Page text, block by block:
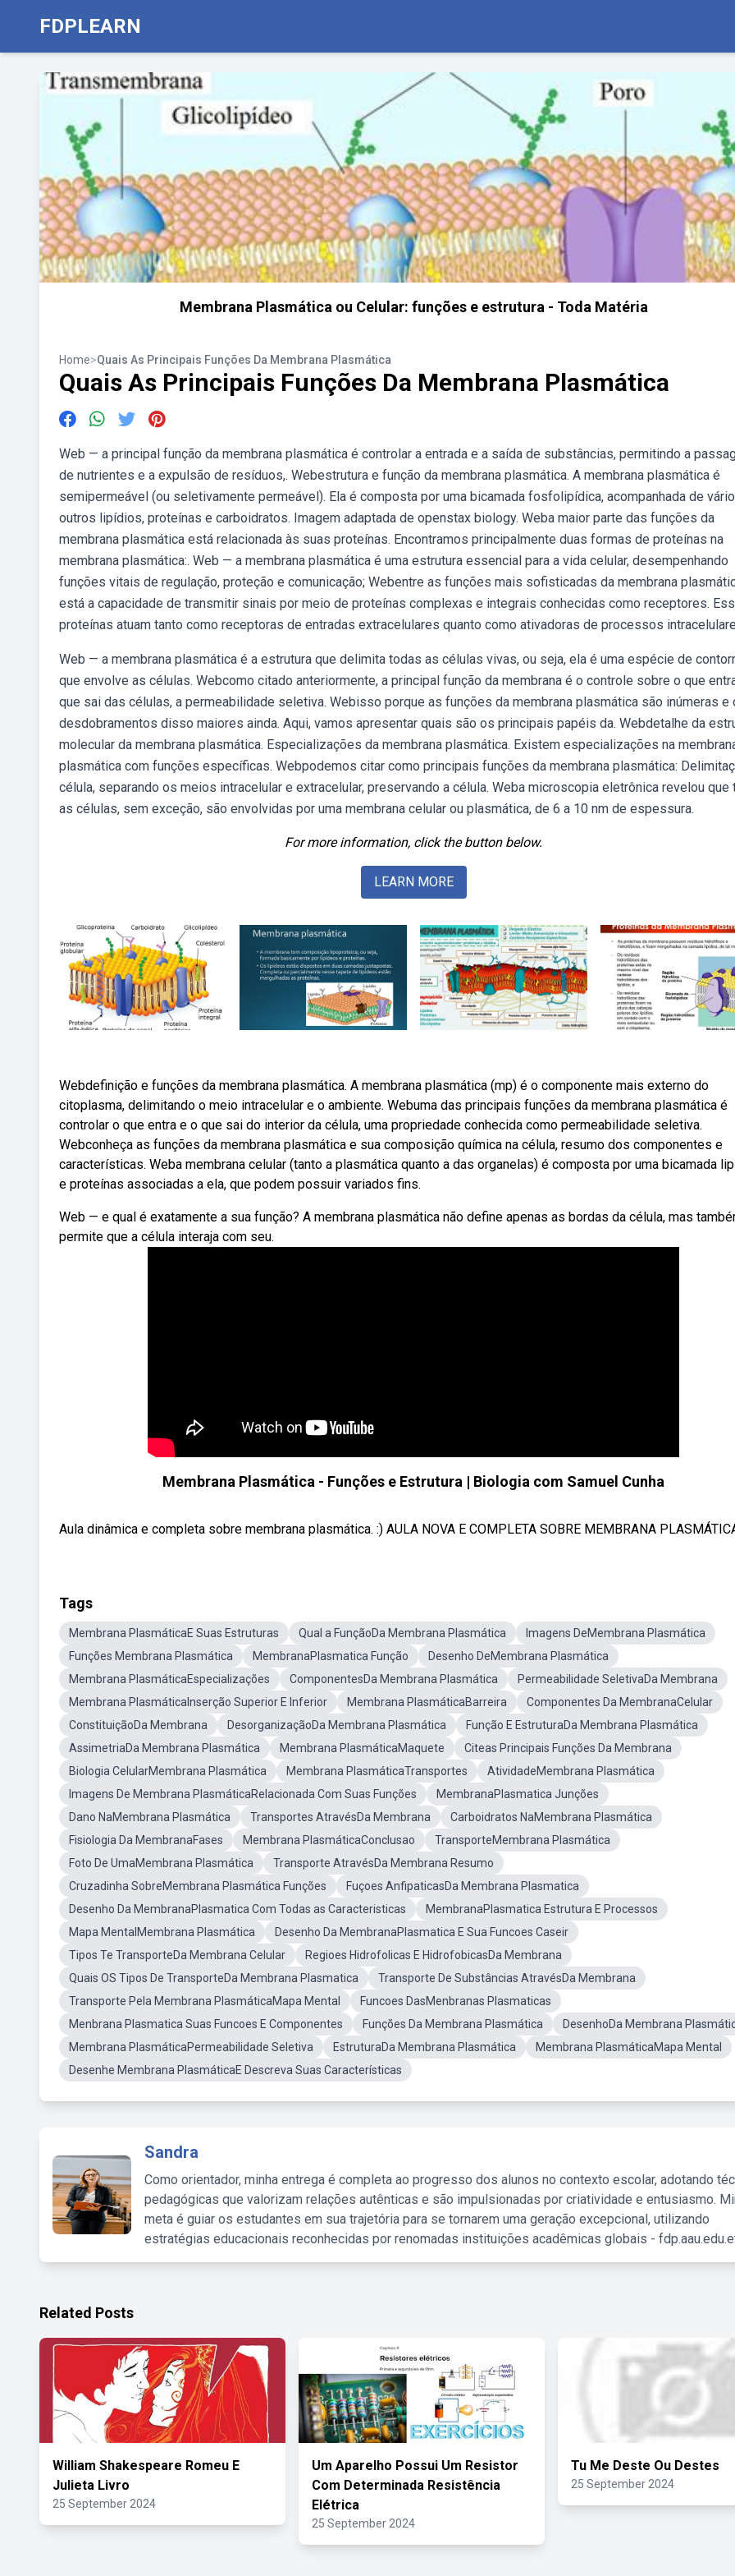
FDPLEARN
Membrana Plasmática ou Celular: funções e estrutura - Toda Matéria
Home>Quais As Principais Funções Da Membrana Plasmática
Quais As Principais Funções Da Membrana Plasmática
Web — a principal função da membrana plasmática é controlar a entrada e a saída de substâncias, permitindo a
de nutrientes e a expulsão de resíduos,. Webestrutura e função da membrana plasmática. A membrana plasmática é
semipermeável (ou seletivamente permeável). Ela é composta por uma bicamada fosfolipídica, acompanhada de
outros lipídios, proteínas e carboidratos. Imagem adaptada de openstax biology. Weba maior parte das funções da
membrana plasmática está relacionada às suas proteínas. Encontramos principalmente duas formas de proteínas na
membrana plasmática:. Web — a membrana plasmática é uma estrutura essencial para a vida celular, desempenhando
funções vitais de regulação, proteção e comunicação; Webentre as funções mais sofisticadas da membrana
está a capacidade de transmitir sinais por meio de proteínas complexas e integrais conhecidas como receptores.
proteínas atuam tanto como receptoras de entradas extracelulares quanto como ativadoras de processos
Web — a membrana plasmática é a estrutura que delimita todas as células vivas, ou seja, ela é uma espécie de
que envolve as células. Webcomo citado anteriormente, a principal função da membrana é o controle sobre o que
que sai das células, a permeabilidade seletiva. Webisso porque as funções da membrana plasmática são inúmeras e
desdobramentos disso maiores ainda. Aqui, vamos apresentar quais são os principais papéis da. Webdetalhe da
molecular da membrana plasmática. Especializações da membrana plasmática. Existem especializações na
plasmática com funções específicas. Webpodemos citar como principais funções da membrana plasmática:
célula, separando os meios intracelular e extracelular, preservando a célula. Weba microscopia eletrônica revelou que
as células, sem exceção, são envolvidas por uma membrana celular ou plasmática, de 6 a 10 nm de espessura.
For more information, click the button below.
LEARN MORE
Webdefinição e funções da membrana plasmática. A membrana plasmática (mp) é o componente mais externo do
citoplasma, delimitando o meio intracelular e o ambiente. Webuma das principais funções da membrana plasmática é
controlar o que entra e o que sai do interior da célula, uma propriedade conhecida como permeabilidade seletiva.
Webconheça as funções da membrana plasmática e sua composição química na célula, resumo dos componentes e
características. Weba membrana celular (tanto a plasmática quanto a das organelas) é composta por uma bicamada
e proteínas associadas a ela, que podem possuir variados fins.
Web — e qual é exatamente a sua função? A membrana plasmática não define apenas as bordas da célula, mas
permite que a célula interaja com seu.
Membrana Plasmática - Funções e Estrutura | Biologia com Samuel Cunha
Aula dinâmica e completa sobre membrana plasmática. :) AULA NOVA E COMPLETA SOBRE MEMBRANA
Tags
Membrana PlasmáticaE Suas Estruturas Qual a FunçãoDa Membrana Plasmática
Imagens DeMembrana Plasmática
Funções Membrana Plasmática
MembranaPlasmatica Função
Desenho DeMembrana Plasmática
Membrana PlasmáticaEspecializações
ComponentesDa Membrana Plasmática
Permeabilidade SeletivaDa Membrana
Membrana PlasmáticaInserção Superior E Inferior
Membrana PlasmáticaBarreira
Componentes Da MembranaCelular
ConstituiçãoDa Membrana
DesorganizaçãoDa Membrana Plasmática
Função E EstruturaDa Membrana Plasmática
AssimetriaDa Membrana Plasmática
Membrana PlasmáticaMaquete
Citeas Principais Funções Da Membrana
Biologia CelularMembrana Plasmática
Membrana PlasmáticaTransportes
AtividadeMembrana Plasmática
Imagens De Membrana PlasmáticaRelacionada Com Suas Funções
MembranaPlasmatica Junções
Dano NaMembrana Plasmática
Transportes AtravésDa Membrana
Carboidratos NaMembrana Plasmática
Fisiologia Da MembranaFases
Membrana PlasmáticaConclusao
TransporteMembrana Plasmática
Foto De UmaMembrana Plasmática
Transporte AtravésDa Membrana Resumo
Cruzadinha SobreMembrana Plasmática Funções
Fuçoes AnfipaticasDa Membrana Plasmatica
Desenho Da MembranaPlasmatica Com Todas as Caracteristicas
MembranaPlasmatica Estrutura E Processos
Mapa MentalMembrana Plasmática
Desenho Da MembranaPlasmatica E Sua Funcoes Caseir
Tipos Te TransporteDa Membrana Celular
Regioes Hidrofolicas E HidrofobicasDa Membrana
Quais OS Tipos De TransporteDa Membrana Plasmatica
Transporte De Substâncias AtravésDa Membrana
Transporte Pela Membrana PlasmáticaMapa Mental
Funcoes DasMenbranas Plasmaticas
Menbrana Plasmatica Suas Funcoes E Componentes
Funções Da Membrana Plasmática
DesenhoDa Membrana
Membrana PlasmáticaPermeabilidade Seletiva
EstruturaDa Membrana Plasmática
Membrana PlasmáticaMapa Mental
Desenhe Membrana PlasmáticaE Descreva Suas Características
Sandra
Como orientador, minha entrega é completa ao progresso dos alunos no contexto escolar, adotando
pedagógicas que valorizam relações autênticas e são impulsionadas por criatividade e entusiasmo.
meta é guiar os estudantes em sua trajetória para se tornarem uma geração excepcional, utilizando
estratégias educacionais reconhecidas por renomadas instituições acadêmicas globais -
Related Posts
William Shakespeare Romeu E
Julieta Livro
25 September 2024
Um Aparelho Possui Um Resistor
Com Determinada Resistência
Elétrica
25 September 2024
Tu Me Deste Ou Destes
25 September 2024